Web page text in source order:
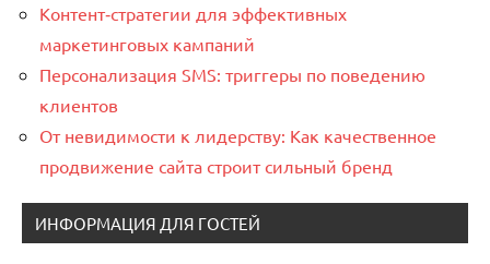
Контент‑стратегии для эффективных
маркетинговых кампаний
Персонализация SMS: триггеры по поведению
клиентов
От невидимости к лидерству: Как качественное
продвижение сайта строит сильный бренд
ИНФОРМАЦИЯ ДЛЯ ГОСТЕЙ